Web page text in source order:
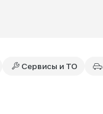
Сервисы и ТО